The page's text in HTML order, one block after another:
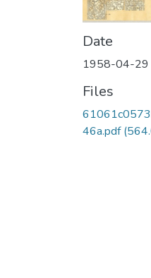
Date
1958-04-29
Files
46a.pdf